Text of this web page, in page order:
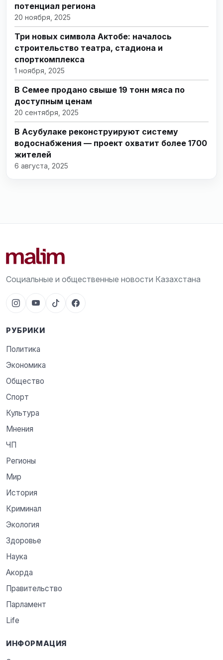
потенциал региона
20 ноября, 2025
Три новых символа Актобе: началось
строительство театра, стадиона и
спорткомплекса
1 ноября, 2025
В Семее продано свыше 19 тонн мяса по
доступным ценам
20 сентября, 2025
В Асубулаке реконструируют систему
водоснабжения — проект охватит более 1700
жителей
6 августа, 2025
Социальные и общественные новости Казахстана
РУБРИКИ
Политика
Экономика
Общество
Спорт
Культура
Мнения
ЧП
Регионы
Мир
История
Криминал
Экология
Здоровье
Наука
Акорда
Правительство
Парламент
Life
ИНФОРМАЦИЯ